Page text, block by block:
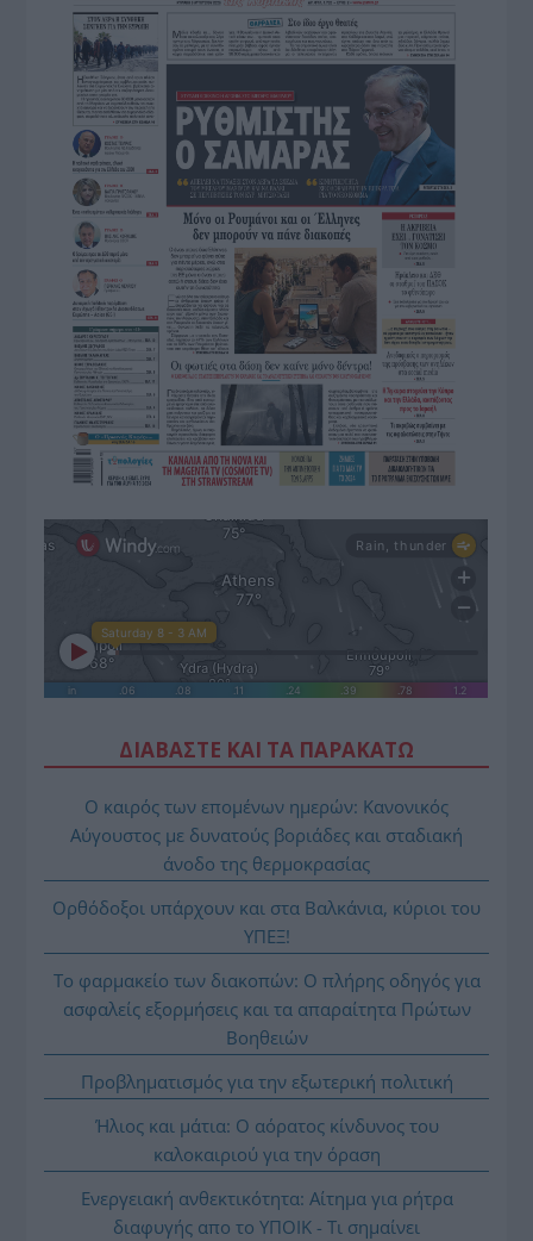
ΔΙΑΒΑΣΤΕ ΚΑΙ ΤΑ ΠΑΡΑΚΑΤΩ
Ο καιρός των επομένων ημερών: Κανονικός
Αύγουστος με δυνατούς βοριάδες και σταδιακή
άνοδο της θερμοκρασίας
Ορθόδοξοι υπάρχουν και στα Βαλκάνια, κύριοι του
ΥΠΕΞ!
Το φαρμακείο των διακοπών: Ο πλήρης οδηγός για
ασφαλείς εξορμήσεις και τα απαραίτητα Πρώτων
Βοηθειών
Προβληματισμός για την εξωτερική πολιτική
Ήλιος και μάτια: Ο αόρατος κίνδυνος του
καλοκαιριού για την όραση
Ενεργειακή ανθεκτικότητα: Αίτημα για ρήτρα
διαφυγής απο το ΥΠΟΙΚ - Τι σημαίνει